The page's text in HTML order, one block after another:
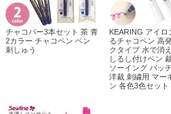
チャコパー3本セット 茶 青
2カラー チャコペン ペン
刺しゅう
KEARING アイロ
るチャコペン 高
クタイプ 水で消
しるし付けペン
ソーイング パッ
洋裁 刺繍用 マー
ン 各色3色セット